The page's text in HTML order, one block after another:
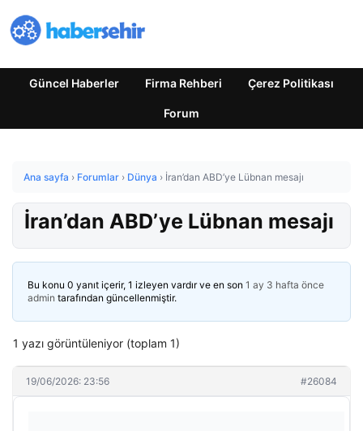
Güncel Haberler Firma Rehberi Çerez Politikası
Forum
Ana sayfa › Forumlar › Dünya › İran’dan ABD’ye Lübnan mesajı
İran’dan ABD’ye Lübnan mesajı
Bu konu 0 yanıt içerir, 1 izleyen vardır ve en son 1 ay 3 hafta önce
admin tarafından güncellenmiştir.
1 yazı görüntüleniyor (toplam 1)
19/06/2026: 23:56 #26084